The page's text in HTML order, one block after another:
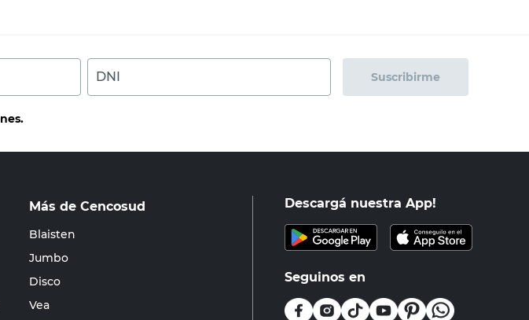
DNI Suscribirme
Más de Cencosud
Blaisten
Jumbo
Disco
Vea
Descargá nuestra App!
Seguinos en